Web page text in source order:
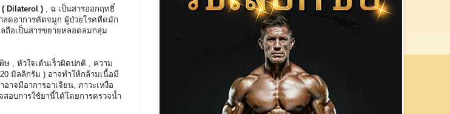
Dilaterol ) , ฉ เป็นสารออกฤทธิ์
ลดอาการคัดจมูก ผู้ป่วยโรคหืดมัก
ถือเป็นสารขยายหลอดลมกลุ่ม
, หัวใจเต้นเร็วผิดปกติ , ความ
มิลลิกรัม ) อาจทำให้กล้ามเนื้อมี
าจมีอาการอาเจียน, ภาวะเหงื่อ
อบการใช้ยานี้ได้โดยการตรวจน้ำ